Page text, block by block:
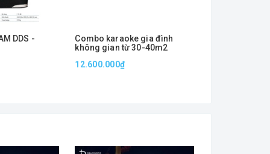
DDS -
Combo karaoke gia đình
không gian từ 30-40m2
12.600.000₫